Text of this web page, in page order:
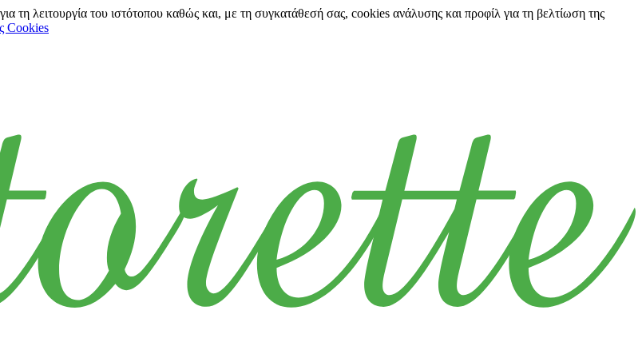
τη λειτουργία του ιστότοπου καθώς και, με τη συγκατάθεσή σας, cookies ανάλυσης και προφίλ για τη βελτίωση της
Cookies